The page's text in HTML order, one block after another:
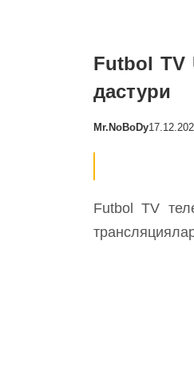
Futbol TV
дастури
Mr.NoBoDy
Futbol TV